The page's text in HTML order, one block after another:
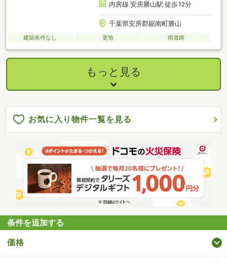
内房線 安房勝山駅 徒歩12分
千葉県安房郡鋸南町勝山
建築条件なし 更地 南道路
もっと見る
お気に入り物件一覧を見る
条件を追加する
価格